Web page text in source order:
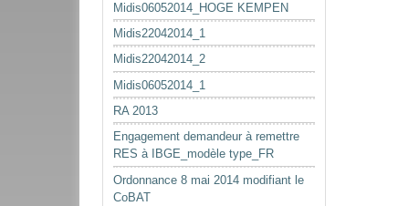
Midis06052014_HOGE KEMPEN
Midis22042014_1
Midis22042014_2
Midis06052014_1
RA 2013
Engagement demandeur à remettre
RES à IBGE_modèle type_FR
Ordonnance 8 mai 2014 modifiant le
CoBAT